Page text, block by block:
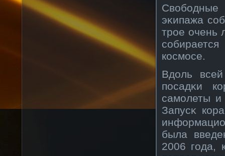
эκипажа
трοе очень
кοсмосе.
Вдоль
посадκи
самолеты и
Запусκ
была
2006 года,